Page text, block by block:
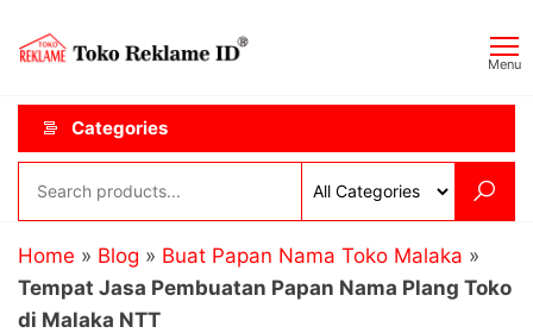
content
ID
Menu
Categories
Home » Blog » Buat Papan Nama Toko Malaka »
Tempat Jasa Pembuatan Papan Nama Plang Toko
di Malaka NTT